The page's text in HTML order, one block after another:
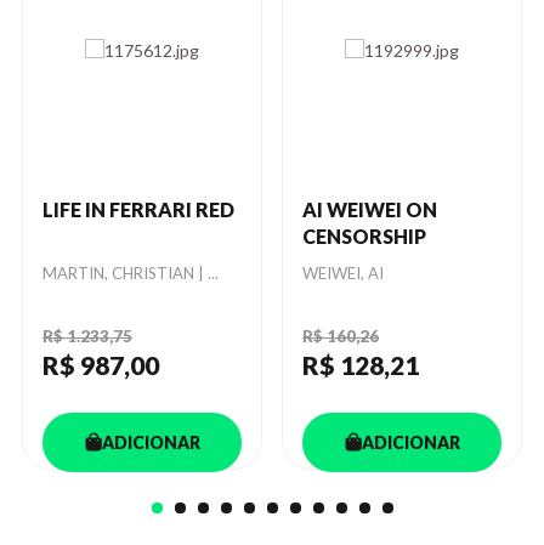
LIFE IN FERRARI RED
Autor
MARTIN, CHRISTIAN | ...
R$ 1.233,75
R$ 987,00
ADICIONAR
AI WEIWEI ON
CENSORSHIP
Autor
WEIWEI, AI
R$ 160,26
R$ 128,21
ADICIONAR